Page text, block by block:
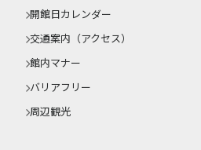
開館日カレンダー
交通案内（アクセス）
館内マナー
バリアフリー
周辺観光